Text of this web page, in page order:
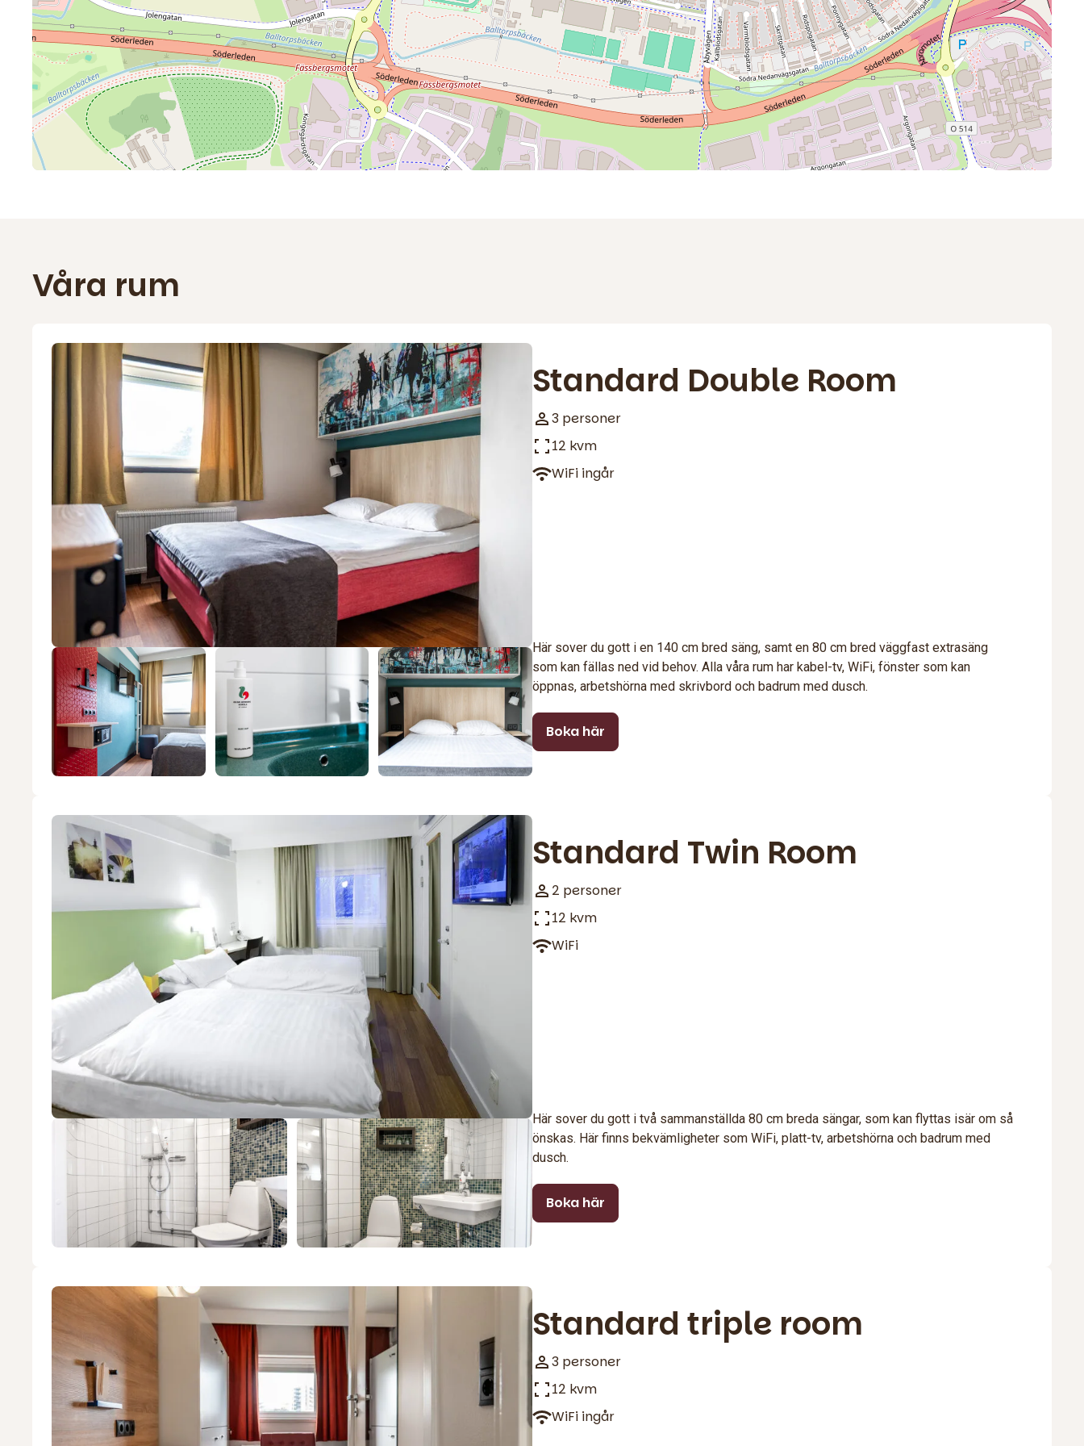
Våra rum
Standard Double Room
3 personer
12 kvm
WiFi ingår
Här sover du gott i en 140 cm bred säng, samt en 80 cm bred väggfast extrasäng
som kan fällas ned vid behov. Alla våra rum har kabel-tv, WiFi, fönster som kan
öppnas, arbetshörna med skrivbord och badrum med dusch.
Boka här
Standard Twin Room
2 personer
12 kvm
WiFi
Här sover du gott i två sammanställda 80 cm breda sängar, som kan flyttas isär om så
önskas. Här finns bekvämligheter som WiFi, platt-tv, arbetshörna och badrum med
dusch.
Boka här
Standard triple room
3 personer
12 kvm
WiFi ingår